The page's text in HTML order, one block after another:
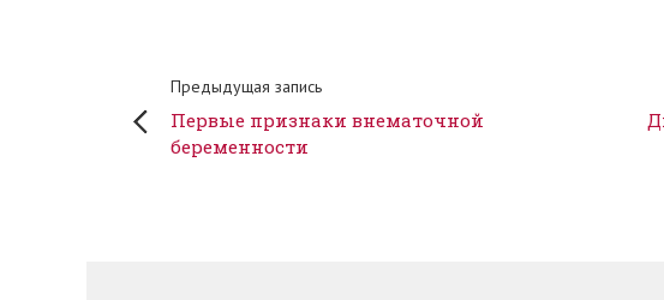
Предыдущая запись
Первые признаки внематочной
беременности